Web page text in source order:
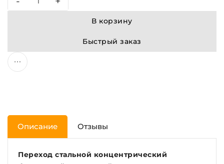
В корзину
Быстрый заказ
Описание Отзывы
Переход стальной концентрический